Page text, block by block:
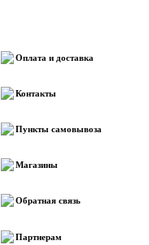
Оплата и доставка
Контакты
Пункты самовывоза
Магазины
Обратная связь
Партнерам